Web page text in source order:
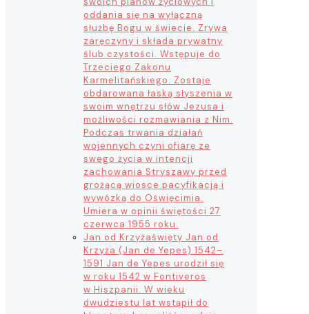
oddania się na wyłączną
służbę Bogu w świecie. Zrywa
zaręczyny i składa prywatny
ślub czystości. Wstępuje do
Trzeciego Zakonu
Karmelitańskiego. Zostaje
obdarowana łaską słyszenia w
swoim wnętrzu słów Jezusa i
możliwości rozmawiania z Nim.
Podczas trwania działań
wojennych czyni ofiarę ze
swego życia w intencji
zachowania Stryszawy przed
grożącą wiosce pacyfikacją i
wywózką do Oświęcimia.
Umiera w opinii świętości 27
czerwca 1955 roku.
Jan od Krzyżaświęty Jan od
Krzyża (Jan de Yepes) 1542–
1591 Jan de Yepes urodził się
w roku 1542 w Fontiveros
w Hiszpanii. W wieku
dwudziestu lat wstąpił do